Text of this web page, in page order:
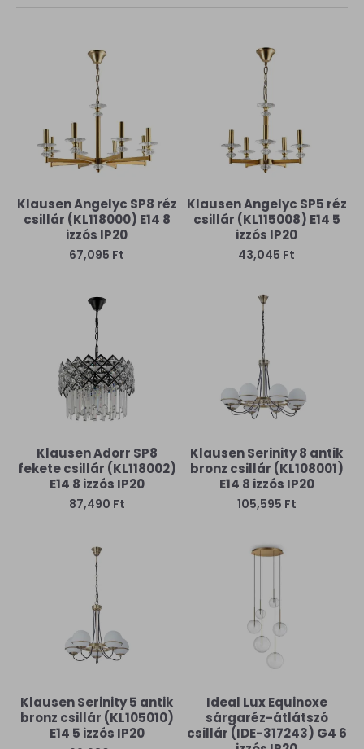
Klausen Angelyc SP8 réz
csillár (KL118000) E14 8
izzós IP20
67,095 Ft
Klausen Angelyc SP5 réz
csillár (KL115008) E14 5
izzós IP20
43,045 Ft
Klausen Adorr SP8
fekete csillár (KL118002)
E14 8 izzós IP20
87,490 Ft
Klausen Serinity 8 antik
bronz csillár (KL108001)
E14 8 izzós IP20
105,595 Ft
Klausen Serinity 5 antik
bronz csillár (KL105010)
E14 5 izzós IP20
Ideal Lux Equinoxe
sárgaréz-átlátszó
csillár (IDE-317243) G4 6